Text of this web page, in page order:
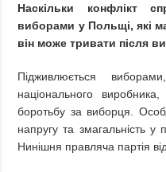
Наскільки конфлікт
виборами у Польщі, які
він може тривати після
Підживлюється
національного
боротьбу за виборця.
напругу та змагальність у
Нинішня правляча партія